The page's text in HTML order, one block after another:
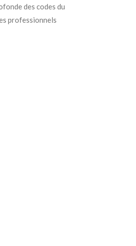
des codes du
professionnels